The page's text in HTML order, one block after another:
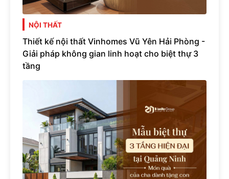
NỘI THẤT
Thiết kế nội thất Vinhomes Vũ Yên Hải Phòng -
Giải pháp không gian linh hoạt cho biệt thự 3
tầng